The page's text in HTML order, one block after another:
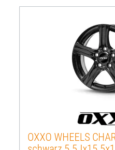
OXXO WHEELS